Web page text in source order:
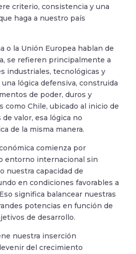
criterio, consistencia y una
haga a nuestro país
o la Unión Europea hablan de
se refieren principalmente a
industriales, tecnológicas y
lógica defensiva, construida
de poder, duros y
como Chile, ubicado al inicio de
valor, esa lógica no
de la misma manera.
comienza por
entorno internacional sin
nuestra capacidad de
en condiciones favorables a
significa balancear nuestras
potencias en función de
de desarrollo.
nuestra inserción
del crecimiento